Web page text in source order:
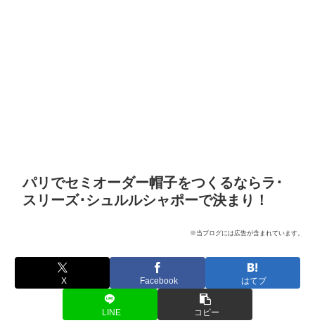
パリでセミオーダー帽子をつくるならラ･
スリーズ･シュルルシャポーで決まり！
※当ブログには広告が含まれています。
X Facebook はてブ
LINE コピー